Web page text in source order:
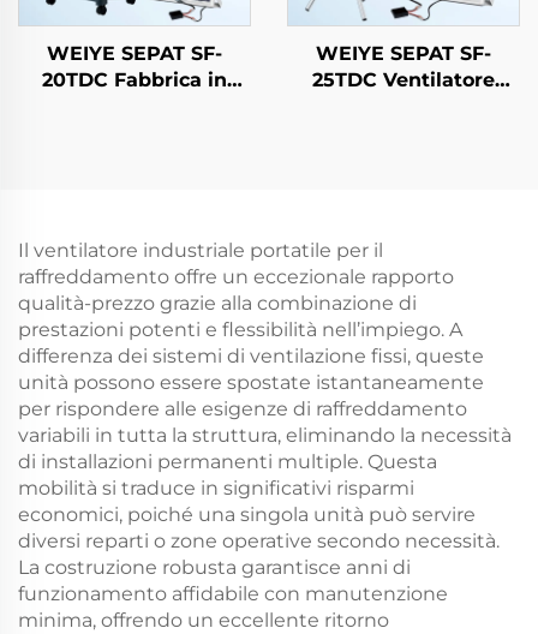
WEIYE SEPAT SF-
20TDC Fabbrica in
solare
WEIYE SEPAT SF-
25TDC Ventilatore
innovativa per
ambienti aridi
Il ventilatore industriale portatile per il
raffreddamento offre un eccezionale rapporto
qualità-prezzo grazie alla combinazione di
prestazioni potenti e flessibilità nell’impiego. A
differenza dei sistemi di ventilazione fissi, queste
unità possono essere spostate istantaneamente
per rispondere alle esigenze di raffreddamento
variabili in tutta la struttura, eliminando la necessità
di installazioni permanenti multiple. Questa
mobilità si traduce in significativi risparmi
economici, poiché una singola unità può servire
diversi reparti o zone operative secondo necessità.
La costruzione robusta garantisce anni di
funzionamento affidabile con manutenzione
minima, offrendo un eccellente ritorno